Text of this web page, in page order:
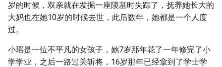
岁的时候，双亲就在发掘一座陵墓时失踪了，抚养她长大的
大妈也在她10岁的时候去世，此后数年，她都是一个人度
过。
小瑶是一位不平凡的女孩子，她7岁那年花了一年修完了小
学学业，之后一路过关斩将，16岁那年已经拿到了学士学